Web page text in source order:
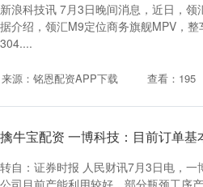
新浪科技讯 7月3日晚间消息，近日，领
据介绍，领汇M9定位商务旗舰MPV，
304....
来源：铭恩配资APP下载 查看：195
擒牛宝配资 一博科技：目前订单
转自：证券时报 人民财讯7月3日电，一